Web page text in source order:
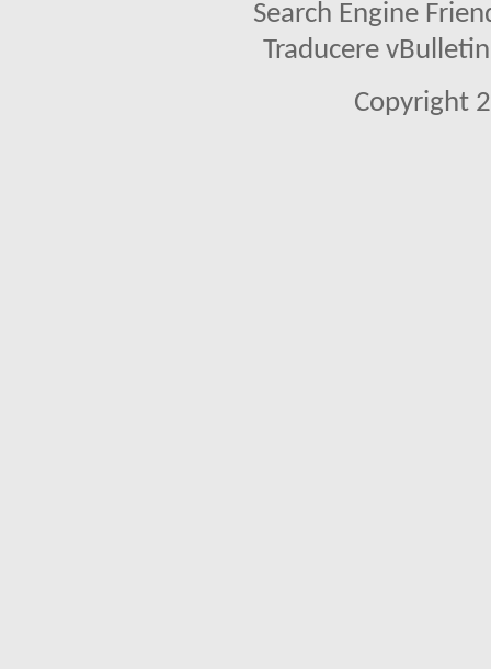
Search Engine
Traducere
Copyright